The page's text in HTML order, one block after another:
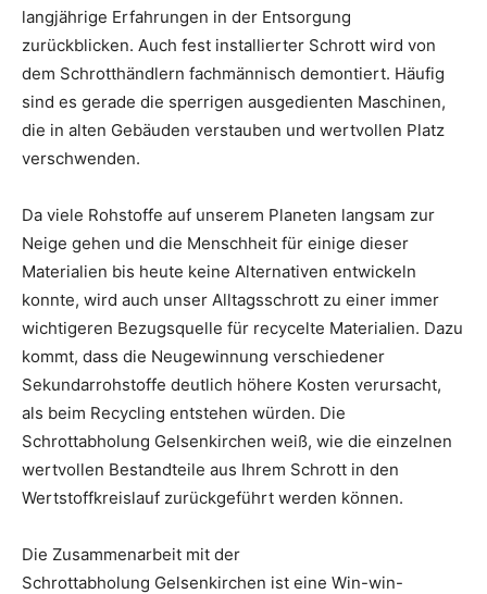
langjährige Erfahrungen in der Entsorgung
zurückblicken. Auch fest installierter Schrott wird von
dem Schrotthändlern fachmännisch demontiert. Häufig
sind es gerade die sperrigen ausgedienten Maschinen,
die in alten Gebäuden verstauben und wertvollen Platz
verschwenden.
Da viele Rohstoffe auf unserem Planeten langsam zur
Neige gehen und die Menschheit für einige dieser
Materialien bis heute keine Alternativen entwickeln
konnte, wird auch unser Alltagsschrott zu einer immer
wichtigeren Bezugsquelle für recycelte Materialien. Dazu
kommt, dass die Neugewinnung verschiedener
Sekundarrohstoffe deutlich höhere Kosten verursacht,
als beim Recycling entstehen würden. Die
Schrottabholung Gelsenkirchen weiß, wie die einzelnen
wertvollen Bestandteile aus Ihrem Schrott in den
Wertstoffkreislauf zurückgeführt werden können.
Die Zusammenarbeit mit der
Schrottabholung Gelsenkirchen ist eine Win-win-